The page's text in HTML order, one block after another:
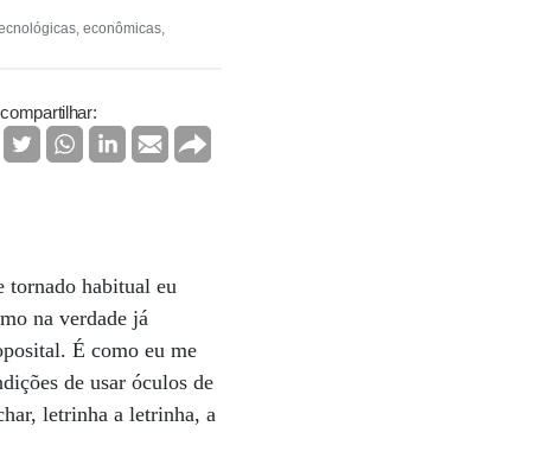
econômicas,
tornado habitual eu
na verdade já
É como eu me
de usar óculos de
letrinha a letrinha, a